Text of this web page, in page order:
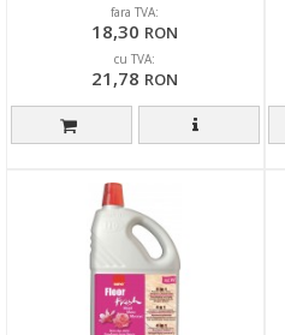
fara TVA:
18,30 RON
cu TVA:
21,78 RON